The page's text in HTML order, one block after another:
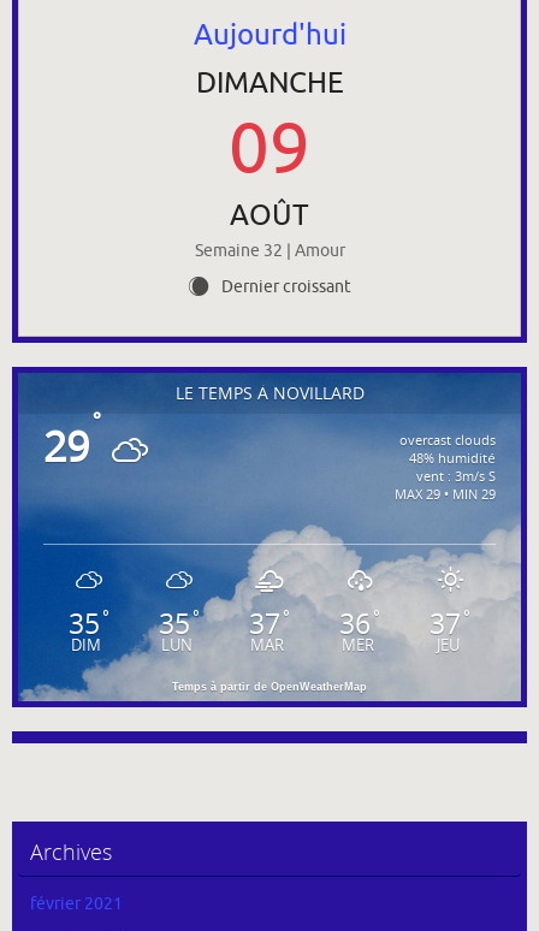
Aujourd'hui
DIMANCHE
09
AOÛT
Semaine 32 | Amour
X Dernier croissant
LE TEMPS À NOVILLARD
29°
overcast clouds
48% humidité
vent : 3m/s S
MAX 29 • MIN 29
35°
DIM
35°
LUN
37°
MAR
36°
MER
37 °
JEU
Temps à partir de OpenWeatherMap
Archives
février 2021